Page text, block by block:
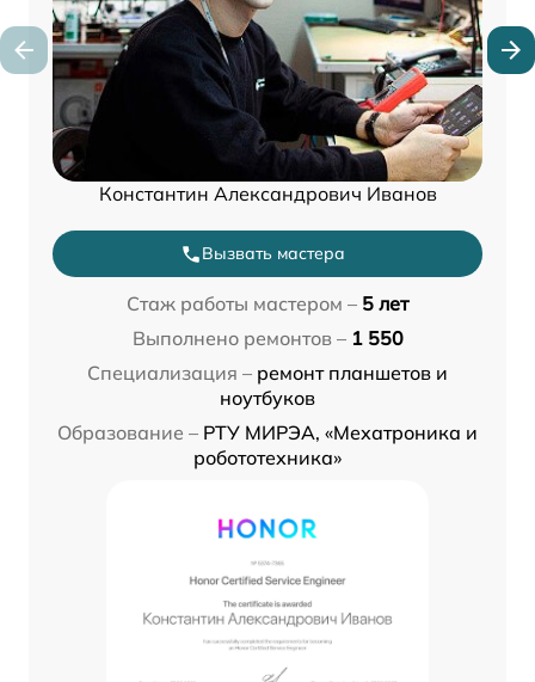
Константин Александрович Иванов
Вызвать мастера
Стаж работы мастером – 5 лет
Выполнено ремонтов – 1 550
Специализация – ремонт планшетов и
ноутбуков
Образование – РТУ МИРЭА, «Мехатроника и
робототехника»